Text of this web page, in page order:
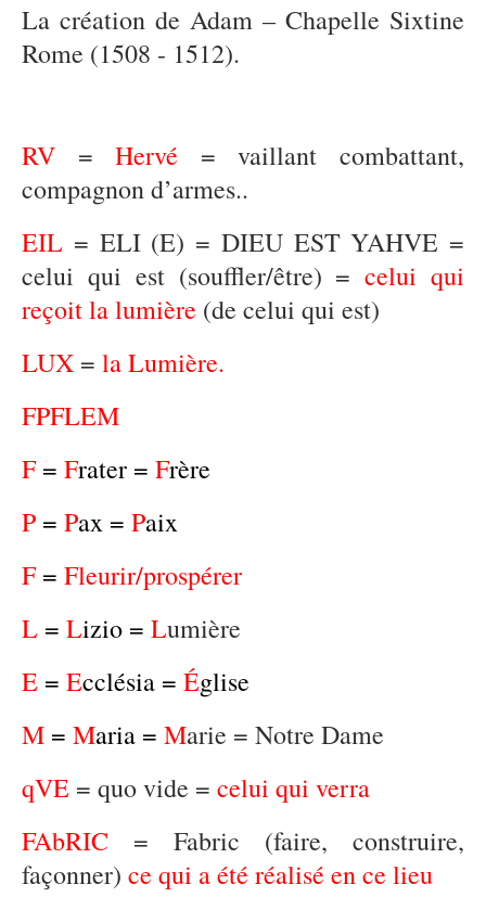
La création de Adam – Chapelle Sixtine
Rome (1508 - 1512).
RV =Hervé = vaillant combattant,
compagnon d’armes..
EIL = ELI (E) = DIEU EST YAHVE =
celui qui est (souffler/être) =celui qui
reçoit la lumière (de celui qui est)
LUX = la Lumière.
FPFLEM
F = Frater = Frère
P = Pax = Paix
F = Fleurir/prospérer
L = Lizio = Lumière
E = Ecclésia = Église
M = Maria = Marie = Notre Dame
qVE = quo vide = celui qui verra
FAbRIC = Fabric (faire, construire,
façonner) ce qui a été réalisé en ce lieu